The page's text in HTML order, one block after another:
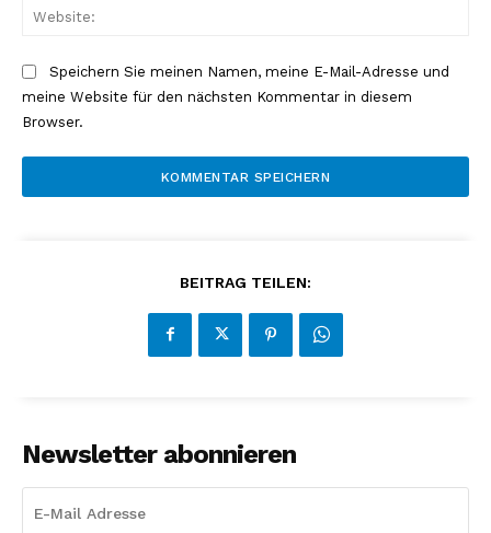
Speichern Sie meinen Namen, meine E-Mail-Adresse und
meine Website für den nächsten Kommentar in diesem
Browser.
BEITRAG TEILEN:
Newsletter abonnieren